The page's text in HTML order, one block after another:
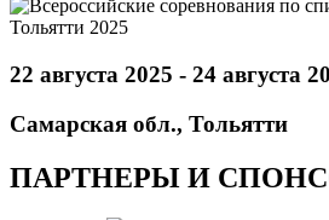
22 августа 2025 - 24 августа
Самарская обл., Тольятти
ПАРТНЕРЫ И